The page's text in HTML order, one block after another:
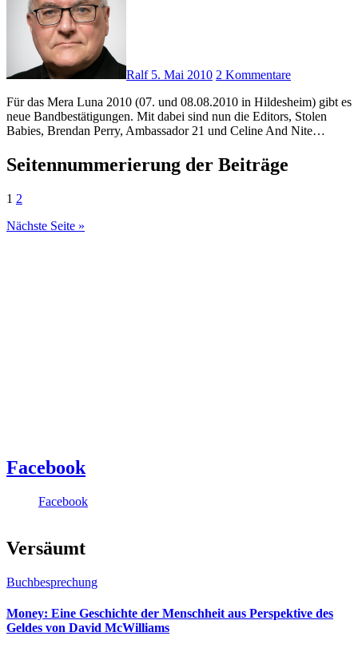
Ralf 5. Mai 2010 2 Kommentare
Für das Mera Luna 2010 (07. und 08.08.2010 in Hildesheim) gibt es
neue Bandbestätigungen. Mit dabei sind nun die Editors, Stolen
Babies, Brendan Perry, Ambassador 21 und Celine And Nite…
Seitennummerierung der Beiträge
1 2
Nächste Seite »
Facebook
Facebook
Versäumt
Buchbesprechung
Money: Eine Geschichte der Menschheit aus Perspektive des
Geldes von David McWilliams